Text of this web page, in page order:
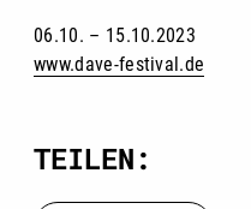
06.10. – 15.10.2023
www.dave-festival.de
TEILEN: